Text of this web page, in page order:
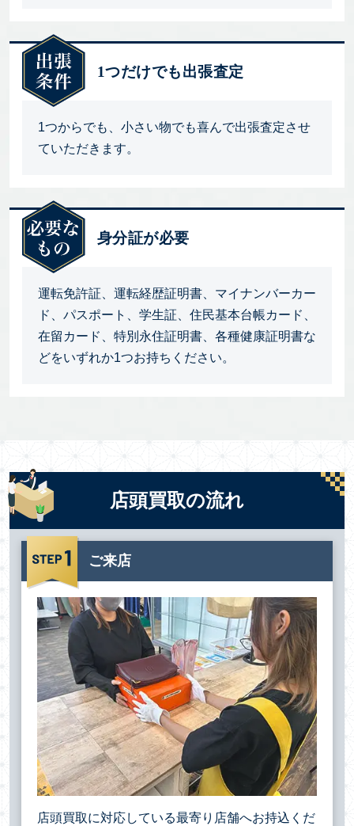
1つだけでも出張査定
1つからでも、小さい物でも喜んで出張査定させ
ていただきます。
身分証が必要
運転免許証、運転経歴証明書、マイナンバーカー
ド、パスポート、学生証、住民基本台帳カード、
在留カード、特別永住証明書、各種健康証明書な
どをいずれか1つお持ちください。
店頭買取の流れ
ご来店
店頭買取に対応している最寄り店舗へお持込くだ